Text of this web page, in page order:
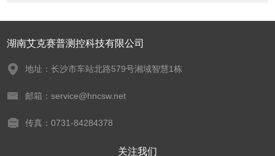
湖南艾克赛普测控科技有限公司
地址：长沙市车站北路579号湘域智慧1栋
邮箱：service@hncsw.net
传真：0731-84284378
关注我们